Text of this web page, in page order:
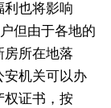
利也将影响
但由于各地的
房所在地落
安机关可以办
权证书，按